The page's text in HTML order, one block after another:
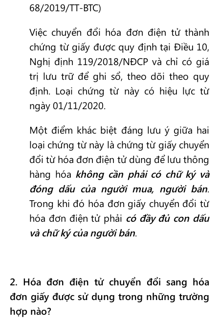
68/2019/TT-BTC)
Việc chuyển đổi hóa đơn điện tử thành
chứng từ giấy được quy định tại Điều 10,
Nghị định 119/2018/NĐCP và chỉ có giá
trị lưu trữ để ghi sổ, theo dõi theo quy
định. Loại chứng từ này có hiệu lực từ
ngày 01/11/2020.
Một điểm khác biệt đáng lưu ý giữa hai
loại chứng từ này là chứng từ giấy chuyển
đổi từ hóa đơn điện tử dùng để lưu thông
hàng hóa không cần phải có chữ ký và
đóng dấu của người mua, người bán.
Trong khi đó hóa đơn giấy chuyển đổi từ
hóa đơn điện tử phải có đầy đủ con dấu
và chữ ký của người bán.
2. Hóa đơn điện tử chuyển đổi sang hóa
đơn giấy được sử dụng trong những trường
hợp nào?